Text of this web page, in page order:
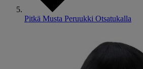
Pitkä Musta Peruukki Otsatukalla